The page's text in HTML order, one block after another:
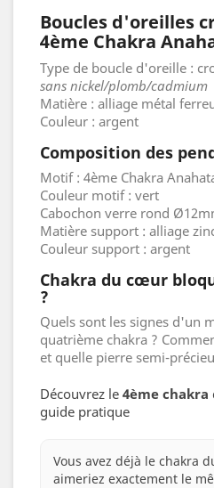
Boucles d'oreilles
4ème Chakra
Type de boucle d'oreille :
sans nickel/plomb/cadmium
Matière : alliage métal
Couleur : argent
Composition des
Motif : 4ème Chakra
Couleur motif : vert
Cabochon verre rond
Matière support : alliage
Couleur support : argent
Chakra du cœur
?
Quels sont les signes d'un
quatrième chakra ?
et quelle pierre semi-
Découvrez le 4ème chakra
guide pratique
Vous avez déjà le chakra
aimeriez exactement le